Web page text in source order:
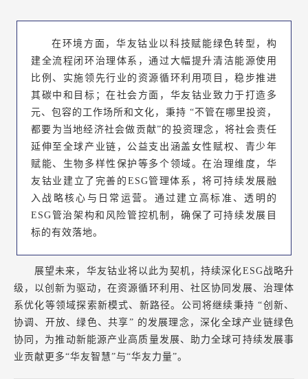
在环境方面，华友钴业以科技赋能绿色转型，构
建全流程闭环治理体系，通过大幅提升清洁能源使用
比例、实施领先行业的资源循环利用项目，稳步推进
其碳中和目标；在社会方面，华友钴业致力于打造多
元、包容的工作场所和文化，秉持 “不管在哪里投资，
都要为当地经济社会做贡献”的投资理念，将社会责任
延伸至全球产业链，公益支出涵盖女性赋权、青少年
赋能、生物多样性保护等多个领域。在治理维度，华
友钴业建立了完善的ESG管理体系，将可持续发展融
入战略核心与日常运营。通过建立高标准、透明的
ESG管治架构和风险管控机制，确保了可持续发展目
标的有效落地。
展望未来，华友钴业将以此为契机，持续深化ESG战略升
级，以创新为驱动，在资源循环利用、社区协同发展、治理体
系优化等领域探索新模式、新路径。公司将继续秉持 “创新、
协调、开放、绿色、共享” 的发展理念，深化全球产业链绿色
协同，为推动新能源产业高质量发展、助力全球可持续发展事
业贡献更多“华友智慧”与“华友力量”。